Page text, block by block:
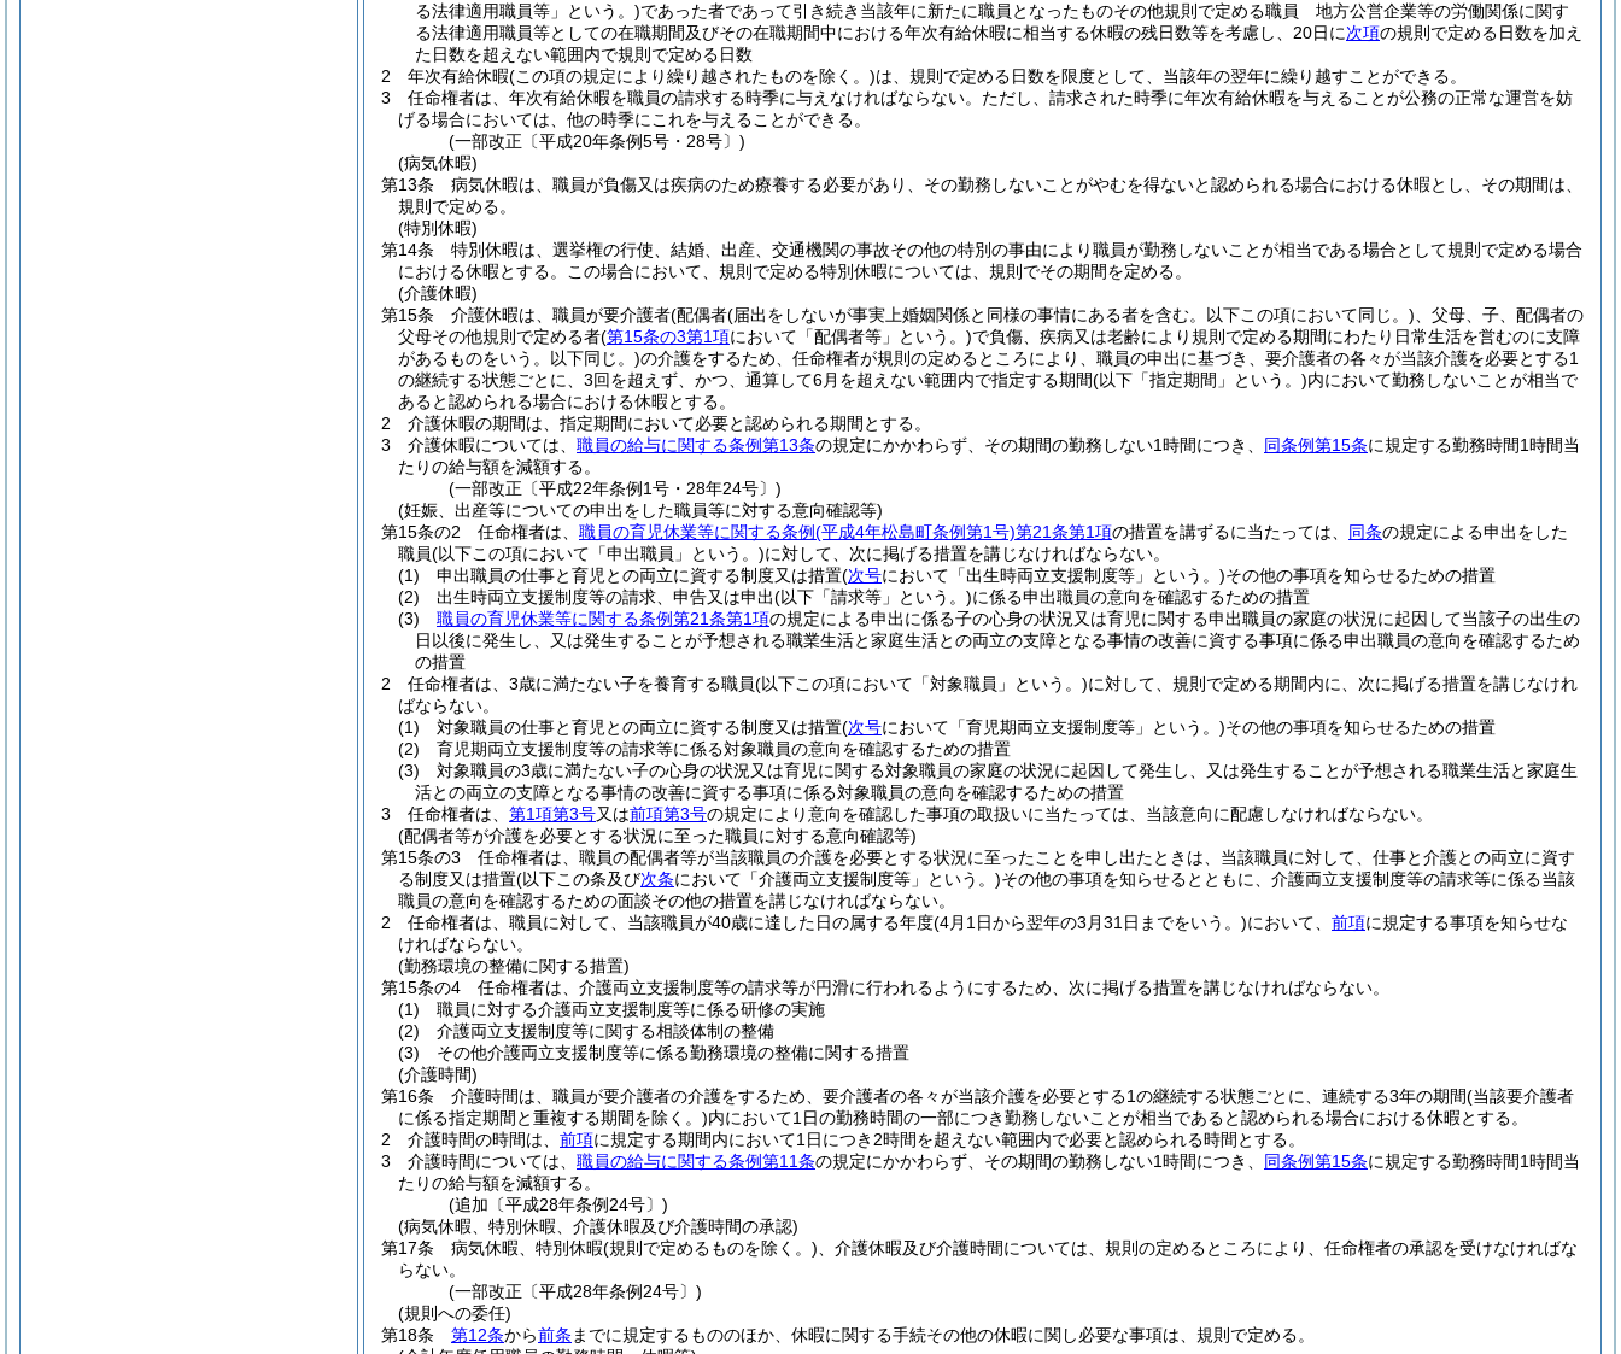
る法律適用職員等」という。)であった者であって引き続き当該年に新たに職員となったものその他規則で定める職員 地方公営企業等の労働関係に関す
る法律適用職員等としての在職期間及びその在職期間中における年次有給休暇に相当する休暇の残日数等を考慮し、20日に次項の規則で定める日数を加え
た日数を超えない範囲内で規則で定める日数
2
年次有給休暇(この項の規定により繰り越されたものを除く。)は、規則で定める日数を限度として、当該年の翌年に繰り越すことができる。
3
任命権者は、年次有給休暇を職員の請求する時季に与えなければならない。 ただし、請求された時季に年次有給休暇を与えることが公務の正常な運営を妨
げる場合においては、他の時季にこれを与えることができる。
(一部改正〔平成20年条例5号・28号〕)
(病気休暇)
第13条
病気休暇は、職員が負傷又は疾病のため療養する必要があり、その勤務しないことがやむを得ないと認められる場合における休暇とし、その期間は、
規則で定める。
(特別休暇)
第14条
特別休暇は、選挙権の行使、結婚、出産、交通機関の事故その他の特別の事由により職員が勤務しないことが相当である場合として規則で定める場合
における休暇とする。
この場合において、規則で定める特別休暇については、規則でその期間を定める。
(介護休暇)
第15条
介護休暇は、職員が要介護者(配偶者(届出をしないが事実上婚姻関係と同様の事情にある者を含む。以下この項において同じ。) 、父母、子、配偶者の
父母その他規則で定める者(第15条の3第1項において「配偶者等」という。)で負傷、疾病又は老齢により規則で定める期間にわたり日常生活を営むのに支障
があるものをいう。以下同じ。)の介護をするため、任命権者が規則の定めるところにより、職員の申出に基づき、要介護者の各々が当該介護を必要とする1
の継続する状態ごとに、3回を超えず、かつ、通算して6月を超えない範囲内で指定する期間(以下「指定期間」という。)内において勤務しないことが相当で
あると認められる場合における休暇とする。
2
介護休暇の期間は、指定期間において必要と認められる期間とする。
3
介護休暇については、 職員の給与に関する条例第13条の規定にかかわらず、その期間の勤務しない1時間につき、 同条例第15条に規定する勤務時間1時間当
たりの給与額を減額する。
(一部改正〔平成22年条例1号・28年24号〕)
(妊娠、出産等についての申出をした職員等に対する意向確認等)
第15条の2
任命権者は、 職員の育児休業等に関する条例(平成4年松島町条例第1号)第21条第1項の措置を講ずるに当たっては、 同条の規定による申出をした
職員(以下この項において「申出職員」という。)に対して、次に掲げる措置を講じなければならない。
(1)
申出職員の仕事と育児との両立に資する制度又は措置(次号において「出生時両立支援制度等」という。)その他の事項を知らせるための措置
(2)
出生時両立支援制度等の請求、申告又は申出(以下「請求等」という。)に係る申出職員の意向を確認するための措置
(3)
職員の育児休業等に関する条例第21条第1項の規定による申出に係る子の心身の状況又は育児に関する申出職員の家庭の状況に起因して当該子の出生の
日以後に発生し、又は発生することが予想される職業生活と家庭生活との両立の支障となる事情の改善に資する事項に係る申出職員の意向を確認するため
の措置
2
任命権者は、3歳に満たない子を養育する職員(以下この項において「対象職員」という。)に対して、規則で定める期間内に、次に掲げる措置を講じなけれ
ばならない。
(1)
対象職員の仕事と育児との両立に資する制度又は措置(次号において「育児期両立支援制度等」という。)その他の事項を知らせるための措置
(2)
育児期両立支援制度等の請求等に係る対象職員の意向を確認するための措置
(3)
対象職員の3歳に満たない子の心身の状況又は育児に関する対象職員の家庭の状況に起因して発生し、又は発生することが予想される職業生活と家庭生
活との両立の支障となる事情の改善に資する事項に係る対象職員の意向を確認するための措置
3
任命権者は、 第1項第3号又は前項第3号の規定により意向を確認した事項の取扱いに当たっては、当該意向に配慮しなければならない。
(配偶者等が介護を必要とする状況に至った職員に対する意向確認等)
第15条の3
任命権者は、職員の配偶者等が当該職員の介護を必要とする状況に至ったことを申し出たときは、当該職員に対して、仕事と介護との両立に資す
る制度又は措置(以下この条及び次条において「介護両立支援制度等」という。)その他の事項を知らせるとともに、介護両立支援制度等の請求等に係る当該
職員の意向を確認するための面談その他の措置を講じなければならない。
2
任命権者は、職員に対して、当該職員が40歳に達した日の属する年度(4月1日から翌年の3月31日までをいう。)において、 前項に規定する事項を知らせな
ければならない。
(勤務環境の整備に関する措置)
第15条の4
任命権者は、介護両立支援制度等の請求等が円滑に行われるようにするため、次に掲げる措置を講じなければならない。
(1)
職員に対する介護両立支援制度等に係る研修の実施
(2)
介護両立支援制度等に関する相談体制の整備
(3)
その他介護両立支援制度等に係る勤務環境の整備に関する措置
(介護時間)
第16条
介護時間は、職員が要介護者の介護をするため、要介護者の各々が当該介護を必要とする1の継続する状態ごとに、連続する3年の期間(当該要介護者
に係る指定期間と重複する期間を除く。)内において1日の勤務時間の一部につき勤務しないことが相当であると認められる場合における休暇とする。
2
介護時間の時間は、 前項に規定する期間内において1日につき2時間を超えない範囲内で必要と認められる時間とする。
3
介護時間については、 職員の給与に関する条例第11条の規定にかかわらず、その期間の勤務しない1時間につき、 同条例第15条に規定する勤務時間1時間当
たりの給与額を減額する。
(追加〔平成28年条例24号〕)
(病気休暇、特別休暇、介護休暇及び介護時間の承認)
第17条
病気休暇、特別休暇(規則で定めるものを除く。) 、介護休暇及び介護時間については、規則の定めるところにより、任命権者の承認を受けなければな
らない。
(一部改正〔平成28年条例24号〕)
(規則への委任)
第18条
第12条から前条 までに規定するもののほか、休暇に関する手続その他の休暇に関し必要な事項は、規則で定める。